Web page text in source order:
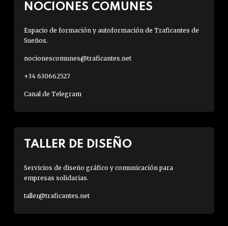
NOCIONES COMUNES
Espacio de formación y autoformación de Traficantes de
Sueños.
nocionescomunes@traficantes.net
+34 630662527
Canal de Telegram
TALLER DE DISEÑO
Servicios de diseño gráfico y comunicación para
empresas solidarias.
taller@traficantes.net